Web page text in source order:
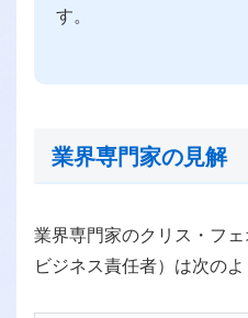
す。
業界専門家の見解
業界専門家のクリス・フ
ビジネス責任者）は次の